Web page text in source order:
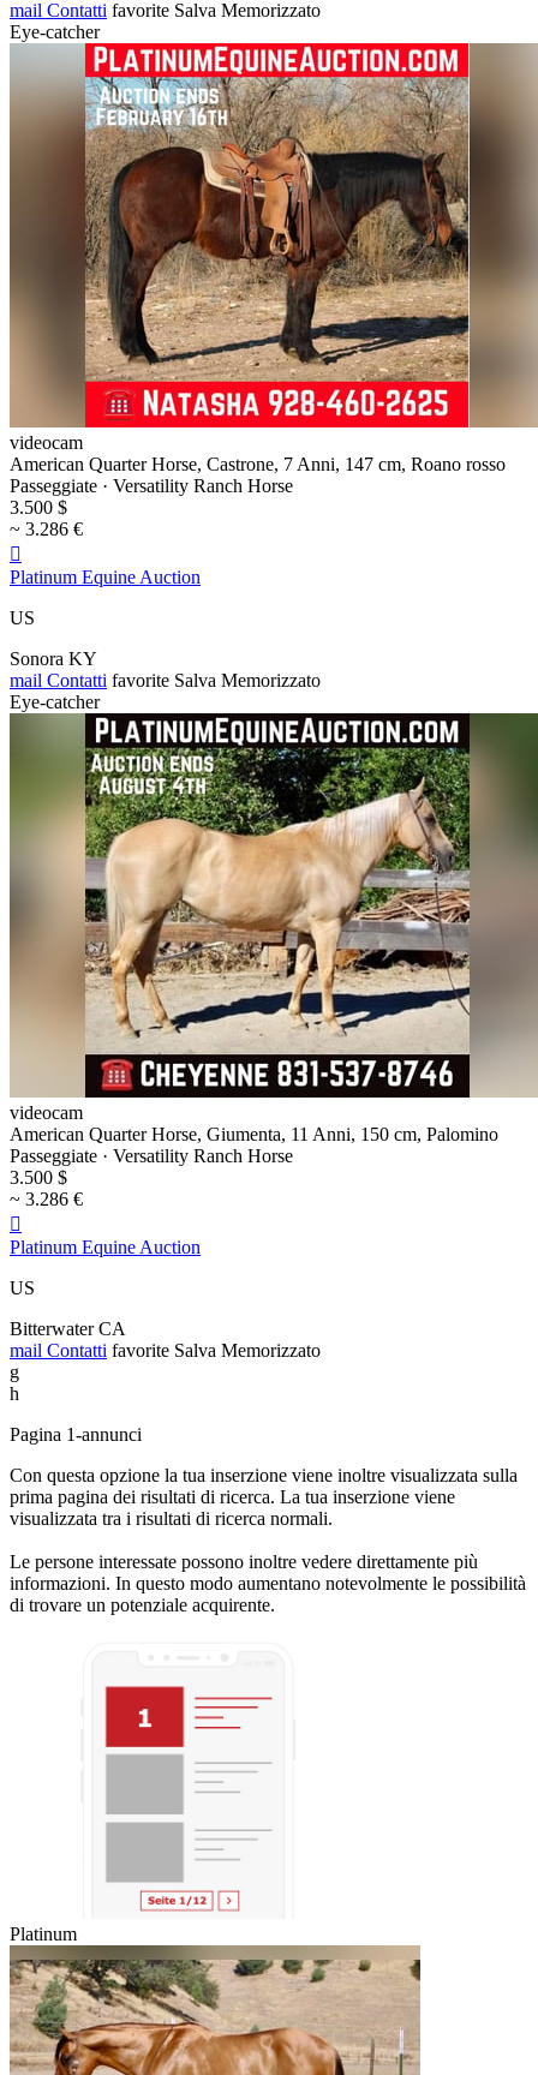
mail Contatti favorite Salva Memorizzato
Eye-catcher
videocam
American Quarter Horse, Castrone, 7 Anni, 147 cm, Roano rosso
Passeggiate · Versatility Ranch Horse
3.500 $
~ 3.286 €

Platinum Equine Auction
US
Sonora KY
mail Contatti favorite Salva Memorizzato
Eye-catcher
videocam
American Quarter Horse, Giumenta, 11 Anni, 150 cm, Palomino
Passeggiate · Versatility Ranch Horse
3.500 $
~ 3.286 €

Platinum Equine Auction
US
Bitterwater CA
mail Contatti favorite Salva Memorizzato
g
h
Pagina 1-annunci
Con questa opzione la tua inserzione viene inoltre visualizzata sulla
prima pagina dei risultati di ricerca. La tua inserzione viene
visualizzata tra i risultati di ricerca normali.
Le persone interessate possono inoltre vedere direttamente più
informazioni. In questo modo aumentano notevolmente le possibilità
di trovare un potenziale acquirente.
Platinum